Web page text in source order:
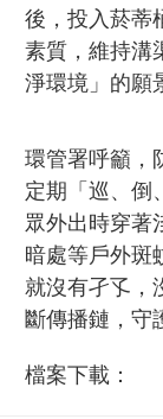
後，投入菸蒂
素質，維持溝
淨環境」的願
環管署呼籲，
定期「巡、倒
眾外出時穿著
暗處等戶外斑
就沒有孑孓，
斷傳播鏈，守
檔案下載：